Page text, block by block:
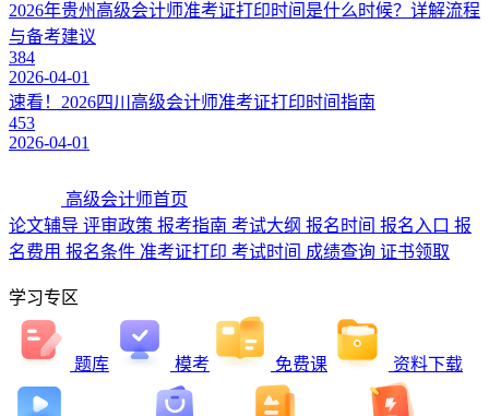
2026年贵州高级会计师准考证打印时间是什么时候？详解流程
与备考建议
384
2026-04-01
速看！2026四川高级会计师准考证打印时间指南
453
2026-04-01
高级会计师首页
论文辅导 评审政策 报考指南 考试大纲 报名时间 报名入口 报
名费用 报名条件 准考证打印 考试时间 成绩查询 证书领取
学习专区
题库 模考 免费课 资料下载